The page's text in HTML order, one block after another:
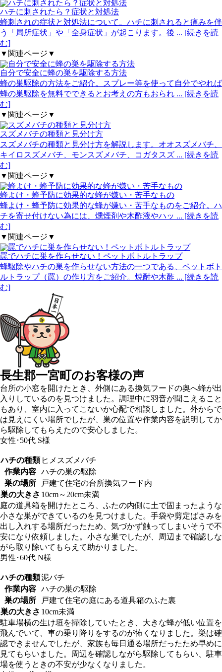
ハチに刺されたら？症状と対処法
蜂刺されの症状と対処法について。ハチに刺されると痛みを伴
う「局所症状」や「全身症状」が起こります。後 ... [続きを読
む]
▼関連ページ▼
自分で安全に蜂の巣を駆除する方法
蜂の巣駆除の方法をご紹介。スプレー等を使って自分でやれば
蜂の巣駆除を無料でできるとお考えの方もおられ ... [続きを読
む]
▼関連ページ▼
スズメバチの種類と見分け方
スズメバチの種類と見分け方を解説します。オオスズメバチ、
キイロスズメバチ、モンスズメバチ、コガタスズ ... [続きを読
む]
▼関連ページ▼
蜂よけ・蜂予防に効果的な蜂が嫌い・苦手なもの
蜂よけ・蜂予防に効果的な蜂が嫌い・苦手なものをご紹介。ハ
チを寄せ付けない為には、燻煙剤や木酢液やハッ ... [続きを読
む]
▼関連ページ▼
罠でハチに巣を作らせない！ペットボトルトラップ
蜂駆除やハチの巣を作らせない方法の一つである、ペットボト
ルトラップ（罠）の作り方をご紹介。焼酎や木酢 ... [続きを読
む]
長生郡一宮町のお客様の声
台所の小窓を開けたとき、外側にある換気フードの奥へ蜂が出
入りしているのを見つけました。調理中に羽音が聞こえること
もあり、室内に入ってこないか心配で相談しました。外からで
は見えにくい場所でしたが、巣の位置や作業内容を説明してか
ら駆除してもらえたので安心しました。
女性･50代 S様
ハチの種類 ヒメスズメバチ
作業内容 ハチの巣の駆除
巣の場所
戸建て住宅の台所換気フード内
巣の大きさ 10cm～20cm未満
庭の道具箱を開けたところ、ふたの内側に土で固まったような
小さな巣ができているのを見つけました。手袋や剪定ばさみを
出し入れする場所だったため、気づかず触ってしまいそうで不
安になり依頼しました。小さな巣でしたが、周辺まで確認しな
がら取り除いてもらえて助かりました。
男性･60代 N様
ハチの種類泥バチ
作業内容 ハチの巣の駆除
巣の場所
戸建て住宅の庭にある道具箱のふた裏
巣の大きさ 10cm未満
駐車場横の生け垣を掃除していたとき、大きな蜂が低い位置を
飛んでいて、車の乗り降りをするのが怖くなりました。巣は確
認できませんでしたが、家族も毎日通る場所だったため早めに
見てもらいました。周辺を確認しながら駆除してもらい、駐車
場を使うときの不安が少なくなりました。